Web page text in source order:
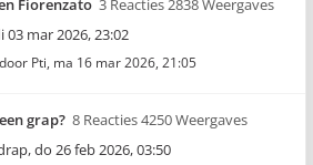
Fiorenzato 3 Reacties 2838 Weergaves
03 mar 2026, 23:02
Pti, ma 16 mar 2026, 21:05
grap? 8 Reacties 4250 Weergaves
,do 26 feb 2026, 03:50